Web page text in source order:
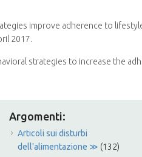
improve adherence to
2017.
strategies to increase the
Argomenti:
Articoli sui disturbi
dell'alimentazione ≫ (132)